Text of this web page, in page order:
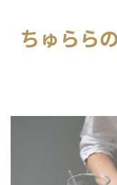
ちゅらら